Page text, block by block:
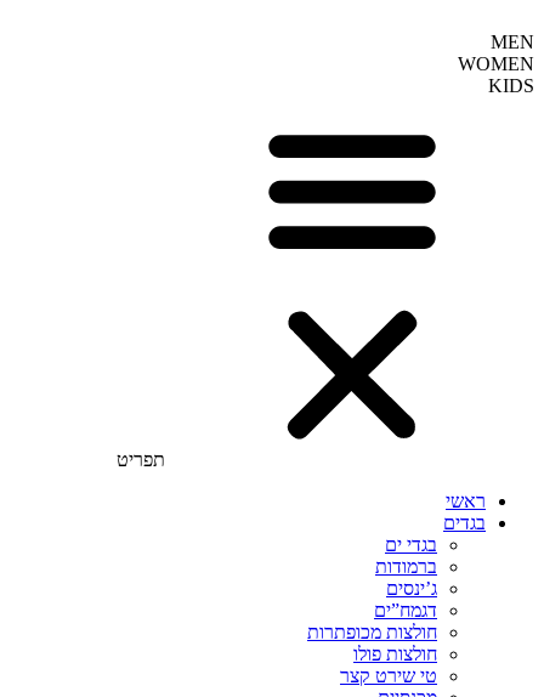
MEN
WOMEN
KIDS
תפריט
ראשי
בגדים
בגדי ים
ברמודות
ג’ינסים
דגמח”ים
חולצות מכופתרות
חולצות פולו
טי שירט קצר